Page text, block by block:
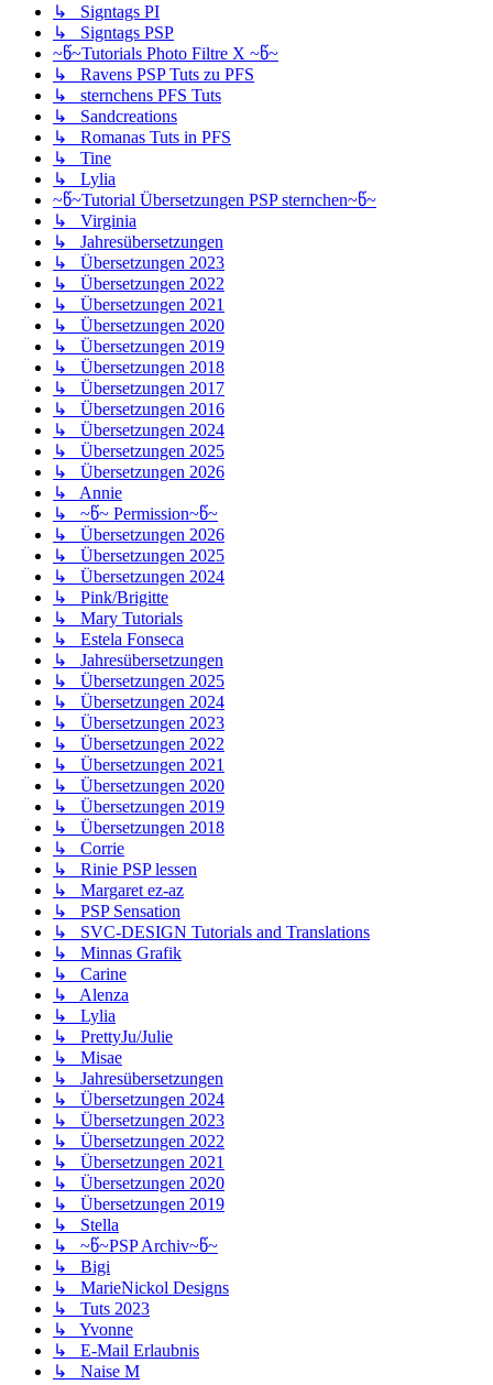
↳ Signtags PI
↳ Signtags PSP
~წ~Tutorials Photo Filtre X ~წ~
↳ Ravens PSP Tuts zu PFS
↳ sternchens PFS Tuts
↳ Sandcreations
↳ Romanas Tuts in PFS
↳ Tine
↳ Lylia
~წ~Tutorial Übersetzungen PSP sternchen~წ~
↳ Virginia
↳ Jahresübersetzungen
↳ Übersetzungen 2023
↳ Übersetzungen 2022
↳ Übersetzungen 2021
↳ Übersetzungen 2020
↳ Übersetzungen 2019
↳ Übersetzungen 2018
↳ Übersetzungen 2017
↳ Übersetzungen 2016
↳ Übersetzungen 2024
↳ Übersetzungen 2025
↳ Übersetzungen 2026
↳ Annie
↳ ~წ~ Permission~წ~
↳ Übersetzungen 2026
↳ Übersetzungen 2025
↳ Übersetzungen 2024
↳ Pink/Brigitte
↳ Mary Tutorials
↳ Estela Fonseca
↳ Jahresübersetzungen
↳ Übersetzungen 2025
↳ Übersetzungen 2024
↳ Übersetzungen 2023
↳ Übersetzungen 2022
↳ Übersetzungen 2021
↳ Übersetzungen 2020
↳ Übersetzungen 2019
↳ Übersetzungen 2018
↳ Corrie
↳ Rinie PSP lessen
↳ Margaret ez-az
↳ PSP Sensation
↳ SVC-DESIGN Tutorials and Translations
↳ Minnas Grafik
↳ Carine
↳ Alenza
↳ Lylia
↳ PrettyJu/Julie
↳ Misae
↳ Jahresübersetzungen
↳ Übersetzungen 2024
↳ Übersetzungen 2023
↳ Übersetzungen 2022
↳ Übersetzungen 2021
↳ Übersetzungen 2020
↳ Übersetzungen 2019
↳ Stella
↳ ~წ~PSP Archiv~წ~
↳ Bigi
↳ MarieNickol Designs
↳ Tuts 2023
↳ Yvonne
↳ E-Mail Erlaubnis
↳ Naise M